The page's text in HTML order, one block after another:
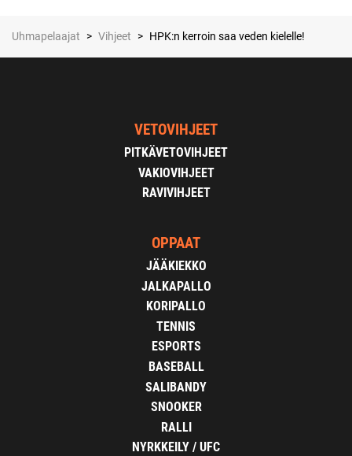
Uhmapelaajat > Vihjeet > HPK:n kerroin saa veden kielelle!
VETOVIHJEET
PITKÄVETOVIHJEET
VAKIOVIHJEET
RAVIVIHJEET
OPPAAT
JÄÄKIEKKO
JALKAPALLO
KORIPALLO
TENNIS
ESPORTS
BASEBALL
SALIBANDY
SNOOKER
RALLI
NYRKKEILY / UFC